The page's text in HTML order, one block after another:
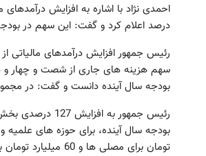
احمدی نژاد با اشاره به افزایش
درصد اعلام کرد و گفت: این سهم در
بودجه سال آینده دانست و گفت: در مجموع در هزینه های سال
رئیس جمهور به
بودجه سال آینده، برای حوزه های
تومان برای مصلی ها و 60 میلیارد تومان برای مساجد در نظر گرفته شده است.